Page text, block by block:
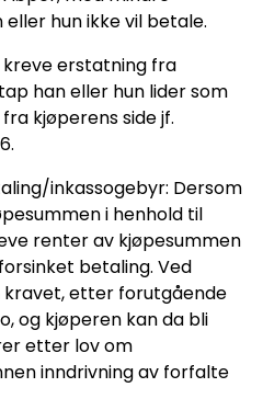
hun ikke vil betale.
kreve erstatning fra
han eller hun lider som
kjøperens side jf.
inkassogebyr: Dersom
i henhold til
renter av kjøpesummen
betaling. Ved
etter forutgående
og kjøperen kan da bli
etter lov om
inndrivning av forfalte